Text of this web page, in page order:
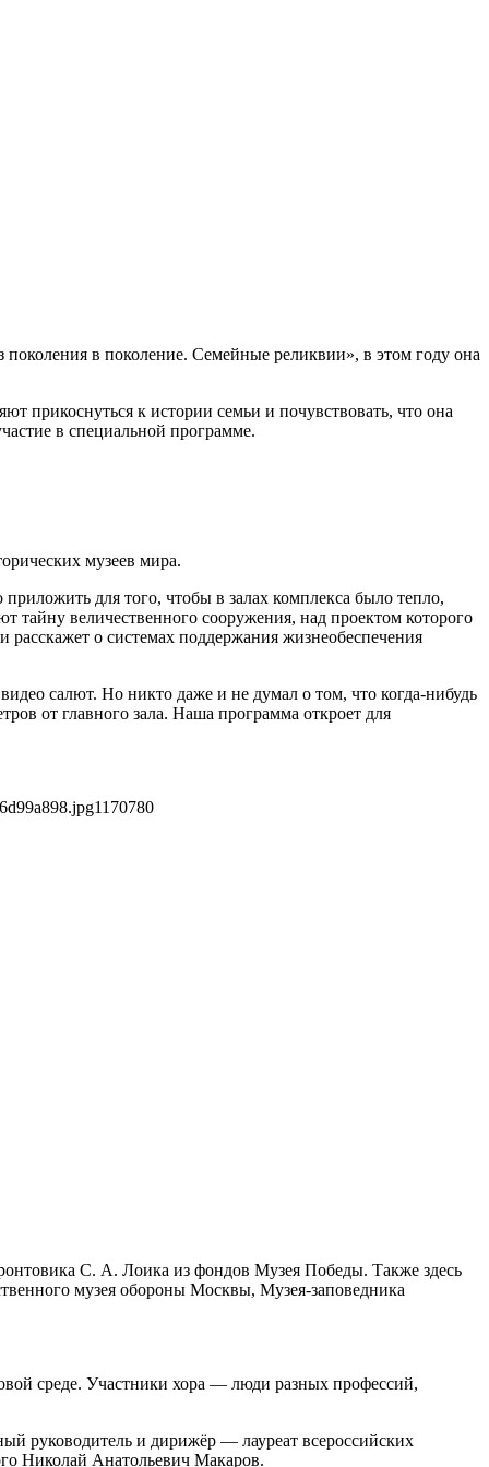
в поколение. Семейные реликвии», в этом году она
прикоснуться к истории семьи и почувствовать, что она
в специальной программе.
музеев мира.
для того, чтобы в залах комплекса было тепло,
величественного сооружения, над проектом которого
о системах поддержания жизнеобеспечения
салют. Но никто даже и не думал о том, что когда-нибудь
от главного зала. Наша программа откроет для
1170780
С. А. Лоика из фондов Музея Победы. Также здесь
музея обороны Москвы, Музея-заповедника
среде. Участники хора — люди разных профессий,
руководитель и дирижёр — лауреат всероссийских
Николай Анатольевич Макаров.